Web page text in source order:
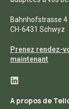
Bahnhofstrasse 4
CH-6431 Schwyz
Prenez rendez-
maintenant
A propos de